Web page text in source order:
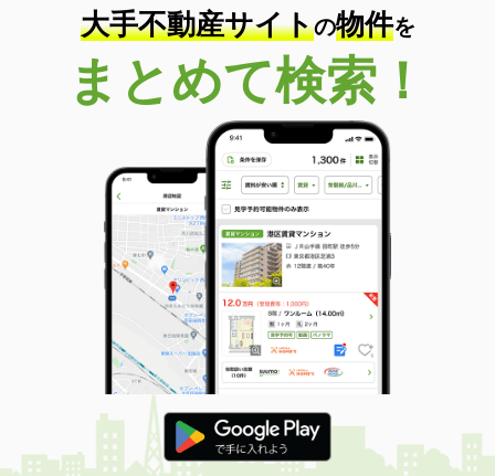
間取り
2LDK
青森県八戸市大字白銀町字堀ノ内
価 格
3.60万円
青森県八戸市大字白銀町字堀ノ内
41.31m²
間取り
2DK
青森県八戸市東白山台２
価 格
6万円
住 所
青森県八戸市東白山台２
専有面積 26.08m²
間取り
1K
青森県弘前市大字八幡町３丁目
価 格
6.30万円
住 所
青森県弘前市大字八幡町３丁目
大手不動産サイトの物件を
まとめて検索！